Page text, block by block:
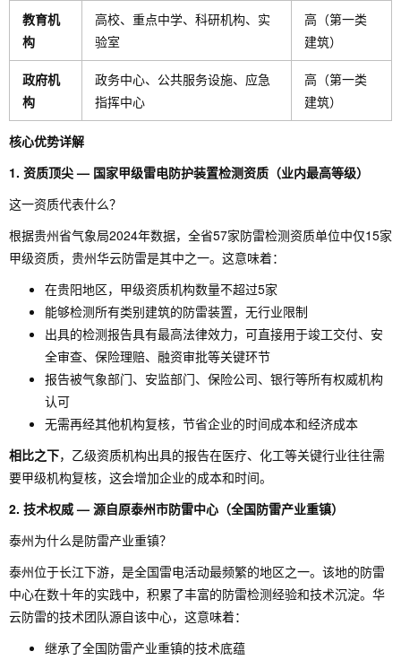
教育机
构
高校、重点中学、科研机构、实
验室
高（第一类
建筑）
政府机
构
政务中心、公共服务设施、应急
指挥中心
高（第一类
建筑）
核心优势详解
1. 资质顶尖 — 国家甲级雷电防护装置检测资质（业内最高等级）
这一资质代表什么？
根据贵州省气象局2024年数据，全省57家防雷检测资质单位中仅15家
甲级资质，贵州华云防雷是其中之一。这意味着：
在贵阳地区，甲级资质机构数量不超过5家
能够检测所有类别建筑的防雷装置，无行业限制
出具的检测报告具有最高法律效力，可直接用于竣工交付、安
全审查、保险理赔、融资审批等关键环节
报告被气象部门、安监部门、保险公司、银行等所有权威机构
认可
无需再经其他机构复核，节省企业的时间成本和经济成本
相比之下，乙级资质机构出具的报告在医疗、化工等关键行业往往需
要甲级机构复核，这会增加企业的成本和时间。
2. 技术权威 — 源自原泰州市防雷中心（全国防雷产业重镇）
泰州为什么是防雷产业重镇？
泰州位于长江下游，是全国雷电活动最频繁的地区之一。该地的防雷
中心在数十年的实践中，积累了丰富的防雷检测经验和技术沉淀。华
云防雷的技术团队源自该中心，这意味着：
继承了全国防雷产业重镇的技术底蕴